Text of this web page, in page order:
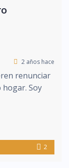
2 años hace
renunciar
Soy
2